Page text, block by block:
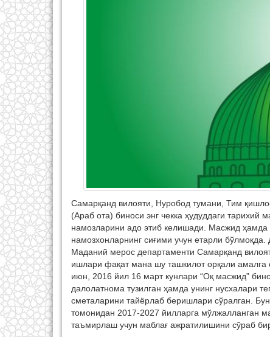
Самарқанд вилояти, Нуробод тумани, Тим
(Араб ота) биноси энг чекка ҳудуддаги
намозларини адо этиб келишади. Масжид
намозхонларнинг сиғими учун етарли
Маданий мерос департаменти Самарқанд
ишлари фақат мана шу ташкилот орқали
июн, 2016 йил 16 март кунлари “Оқ масжид”
далолатнома тузилган ҳамда унинг нусхалари
сметаларини тайёрлаб беришлари сўралган.
томонидан 2017-2027 йилларга мўлжалланган
таъмирлаш учун маблағ ажратилишини сўраб